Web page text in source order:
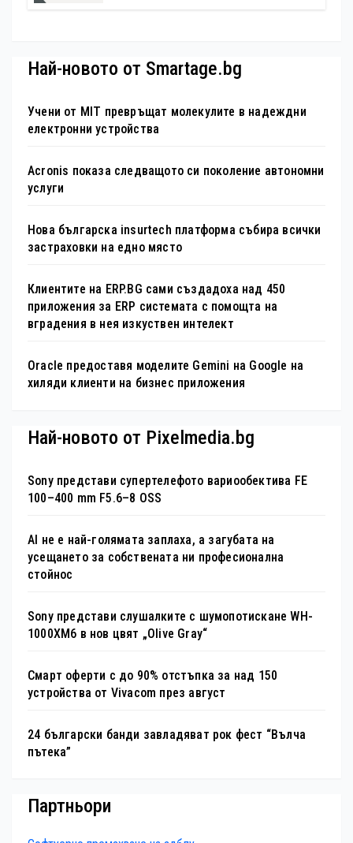
Най-новото от Smartage.bg
Учени от MIT превръщат молекулите в надеждни
електронни устройства
Acronis показа следващото си поколение автономни
услуги
Нова българска insurtech платформа събира всички
застраховки на едно място
Клиентите на ERP.BG сами създадоха над 450
приложения за ERP системата с помощта на
вградения в нея изкуствен интелект
Oracle предоставя моделите Gemini на Google на
хиляди клиенти на бизнес приложения
Най-новото от Pixelmedia.bg
Sony представи супертелефото вариообектива FE
100–400 mm F5.6–8 OSS
AI не е най-голямата заплаха, а загубата на
усещането за собствената ни професионална
стойнос
Sony представи слушалките с шумопотискане WH-
1000XM6 в нов цвят „Olive Gray“
Смарт оферти с до 90% отстъпка за над 150
устройства от Vivacom през август
24 български банди завладяват рок фест “Вълча
пътека”
Партньори